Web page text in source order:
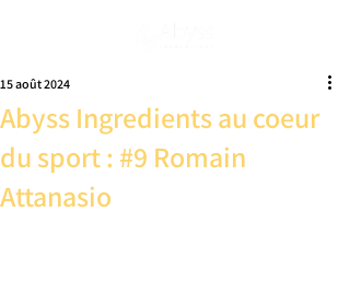
Abyss Ingredients au coeur
du sport : #9 Romain
Attanasio
15 août 2024